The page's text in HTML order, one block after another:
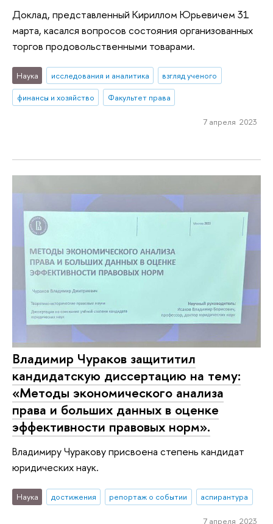
Доклад, представленный Кириллом Юрьевичем 31
марта, касался вопросов состояния организованных
торгов продовольственными товарами.
Наука исследования и аналитика
взгляд ученого
финансы и хозяйство
Факультет права
7 апреля 2023
Владимир Чураков защититил
кандидатскую диссертацию на тему:
«Методы экономического анализа
права и больших данных в оценке
эффективности правовых норм».
Владимиру Чуракову присвоена степень кандидат
юридических наук.
Наука достижения репортаж о событии аспирантура
7 апреля 2023